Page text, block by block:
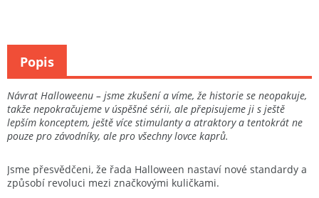
Návrat Halloweenu – jsme zkušení a víme, že historie se neopakuje,
takže nepokračujeme v úspěšné sérii, ale přepisujeme ji s ještě
lepším konceptem, ještě více stimulanty a atraktory a tentokrát ne
pouze pro závodníky, ale pro všechny lovce kaprů.
Jsme přesvědčeni, že řada Halloween nastaví nové standardy a
způsobí revoluci mezi značkovými kuličkami.
Popis